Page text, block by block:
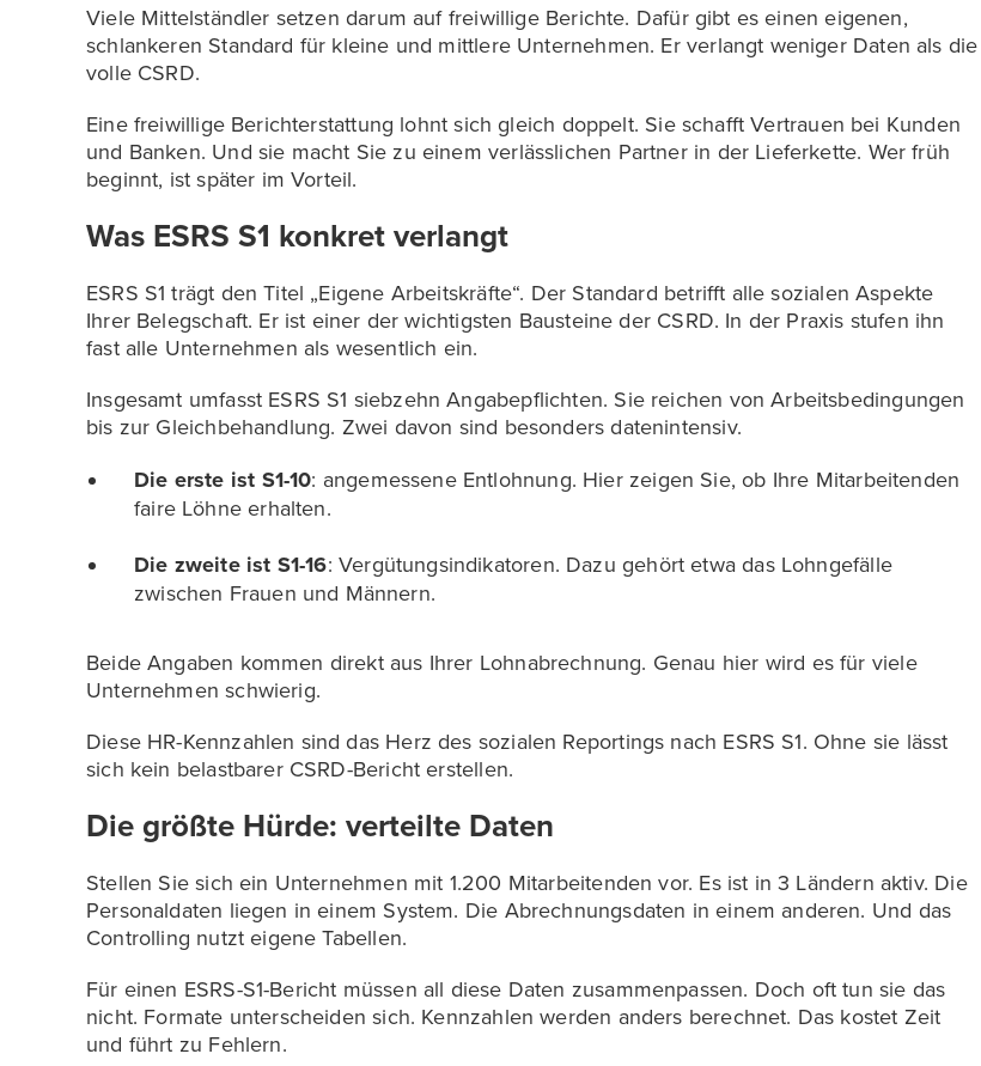
Viele Mittelständler setzen darum auf freiwillige Berichte. Dafür gibt es einen eigenen,
schlankeren Standard für kleine und mittlere Unternehmen. Er verlangt weniger Daten als die
volle CSRD.
Eine freiwillige Berichterstattung lohnt sich gleich doppelt. Sie schafft Vertrauen bei Kunden
und Banken. Und sie macht Sie zu einem verlässlichen Partner in der Lieferkette. Wer früh
beginnt, ist später im Vorteil.
Was ESRS S1 konkret verlangt
ESRS S1 trägt den Titel „Eigene Arbeitskräfte“. Der Standard betrifft alle sozialen Aspekte
Ihrer Belegschaft. Er ist einer der wichtigsten Bausteine der CSRD. In der Praxis stufen ihn
fast alle Unternehmen als wesentlich ein.
Insgesamt umfasst ESRS S1 siebzehn Angabepflichten. Sie reichen von Arbeitsbedingungen
bis zur Gleichbehandlung. Zwei davon sind besonders datenintensiv.
Die erste ist S1-10: angemessene Entlohnung. Hier zeigen Sie, ob Ihre Mitarbeitenden
faire Löhne erhalten.
Die zweite ist S1-16: Vergütungsindikatoren. Dazu gehört etwa das Lohngefälle
zwischen Frauen und Männern.
Beide Angaben kommen direkt aus Ihrer Lohnabrechnung. Genau hier wird es für viele
Unternehmen schwierig.
Diese HR-Kennzahlen sind das Herz des sozialen Reportings nach ESRS S1. Ohne sie lässt
sich kein belastbarer CSRD-Bericht erstellen.
Die größte Hürde: verteilte Daten
Stellen Sie sich ein Unternehmen mit 1.200 Mitarbeitenden vor. Es ist in 3 Ländern aktiv. Die
Personaldaten liegen in einem System. Die Abrechnungsdaten in einem anderen. Und das
Controlling nutzt eigene Tabellen.
Für einen ESRS-S1-Bericht müssen all diese Daten zusammenpassen. Doch oft tun sie das
nicht. Formate unterscheiden sich. Kennzahlen werden anders berechnet. Das kostet Zeit
und führt zu Fehlern.